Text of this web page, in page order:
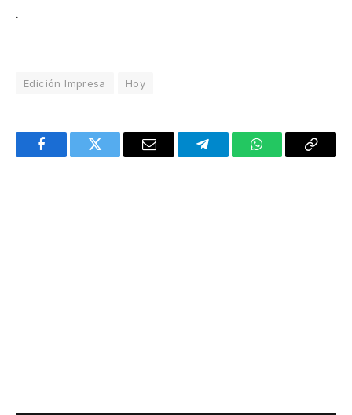
.
Edición Impresa Hoy
FacebookTwitter Email TelegramWhatsAppCopy